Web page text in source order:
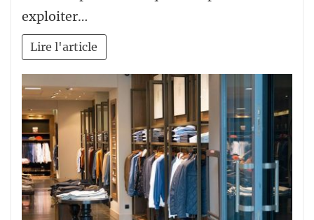
exploiter…
Lire l'article